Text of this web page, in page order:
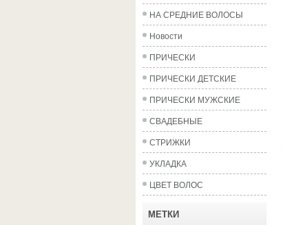
НА СРЕДНИЕ ВОЛОСЫ
Новости
ПРИЧЕСКИ
ПРИЧЕСКИ ДЕТСКИЕ
ПРИЧЕСКИ МУЖСКИЕ
СВАДЕБНЫЕ
СТРИЖКИ
УКЛАДКА
ЦВЕТ ВОЛОС
МЕТКИ